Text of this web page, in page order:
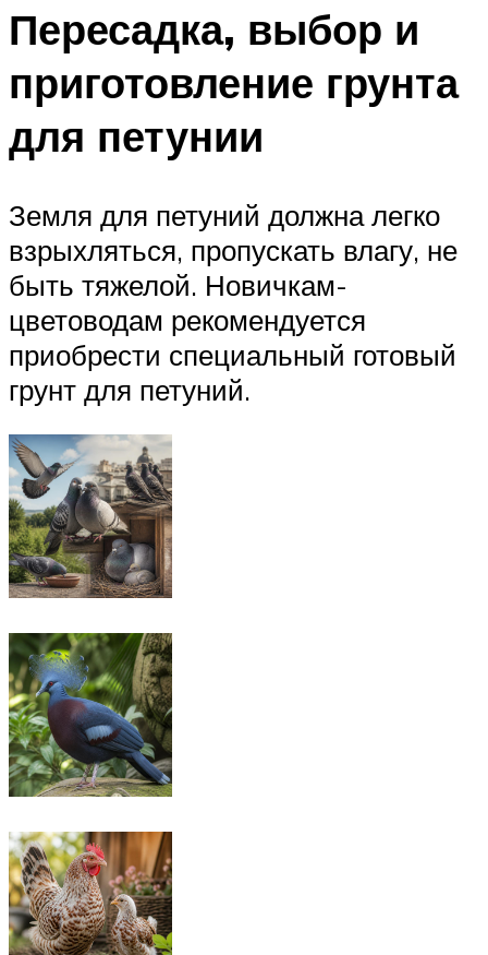
Пересадка, выбор и
приготовление грунта
для петунии
Земля для петуний должна легко
взрыхляться, пропускать влагу, не
быть тяжелой. Новичкам-
цветоводам рекомендуется
приобрести специальный готовый
грунт для петуний.